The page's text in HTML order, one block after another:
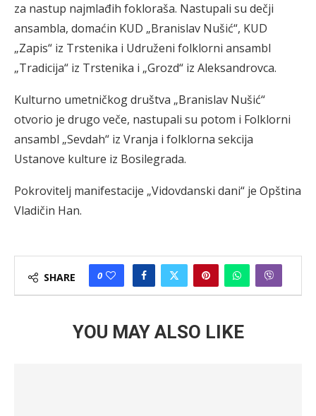
za nastup najmlađih fokloraša. Nastupali su dečji
ansambla, domaćin KUD „Branislav Nušić“, KUD
„Zapis“ iz Trstenika i Udruženi folklorni ansambl
„Tradicija“ iz Trstenika i „Grozd“ iz Aleksandrovca.
Kulturno umetničkog društva „Branislav Nušić“
otvorio je drugo veče, nastupali su potom i Folklorni
ansambl „Sevdah“ iz Vranja i folklorna sekcija
Ustanove kulture iz Bosilegrada.
Pokrovitelj manifestacije „Vidovdanski dani“ je Opština
Vladičin Han.
SHARE 0
YOU MAY ALSO LIKE